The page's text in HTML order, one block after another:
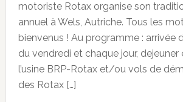
motoriste Rotax organise son
annuel à Wels, Autriche. Tous les
bienvenus ! Au programme : arrivée
du vendredi et chaque jour, dejeuner
l’usine BRP-Rotax et/ou vols de
des Rotax […]